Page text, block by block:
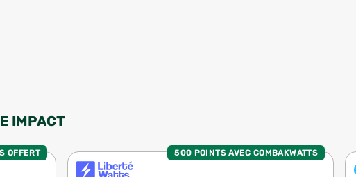
IMPACT
OFFERT 500 POINTS AVEC COMBAKWATTS